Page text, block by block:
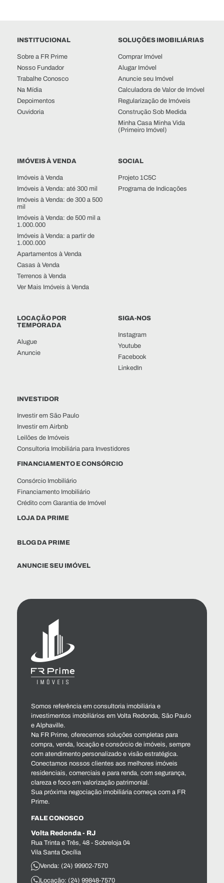
VAGAS
BANHEIROS
CARACTERÍSTICAS
INSTITUCIONAL
Sobre a FR Prime
Nosso Fundador
Trabalhe Conosco
Na Mídia
Depoimentos
Ouvidoria
SOLUÇÕES IMOBILIÁRIAS
Comprar Imóvel
Alugar Imóvel
Anuncie seu Imóvel
Calculadora de Valor de Imóvel
Regularização de Imóveis
Construção Sob Medida
Minha Casa Minha Vida
(Primeiro Imóvel)
IMÓVEIS À VENDA
Imóveis à Venda
Imóveis à Venda: até 300 mil
Imóveis à Venda: de 300 a 500
mil
Imóveis à Venda: de 500 mil a
1.000.000
Imóveis à Venda: a partir de
1.000.000
Apartamentos à Venda
Casas à Venda
Terrenos à Venda
Ver Mais Imóveis à Venda
SOCIAL
Projeto 1C5C
Programa de Indicações
LOCAÇÃO POR
TEMPORADA
Alugue
Anuncie
SIGA-NOS
Instagram
Youtube
Facebook
LinkedIn
INVESTIDOR
Investir em São Paulo
Investir em Airbnb
Leilões de Imóveis
Consultoria Imobiliária para Investidores
FINANCIAMENTO E CONSÓRCIO
Consórcio Imobiliário
Financiamento Imobiliário
Crédito com Garantia de Imóvel
LOJA DA PRIME
BLOG DA PRIME
ANUNCIE SEU IMÓVEL
Somos referência em consultoria imobiliária e
investimentos imobiliários em Volta Redonda, São Paulo
e Alphaville.
Na FR Prime, oferecemos soluções completas para
compra, venda, locação e consórcio de imóveis, sempre
com atendimento personalizado e visão estratégica.
Conectamos nossos clientes aos melhores imóveis
residenciais, comerciais e para renda, com segurança,
clareza e foco em valorização patrimonial.
Sua próxima negociação imobiliária começa com a FR
Prime.
FALE CONOSCO
Volta Redonda - RJ
Rua Trinta e Três, 48 - Sobreloja 04
Vila Santa Cecília
Venda: (24) 99902-7570
Locação: (24) 99848-7570